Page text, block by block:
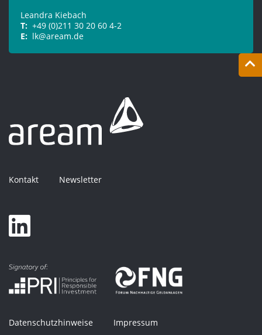
Leandra Kiebach
T: +49 (0)211 30 20 60 4-2
E: lk@aream.de
Kontakt Newsletter
Datenschutzhinweise Impressum